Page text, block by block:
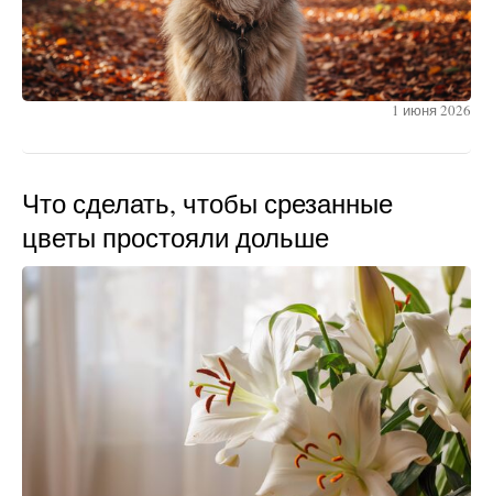
1 июня 2026
Что сделать, чтобы срезанные
цветы простояли дольше